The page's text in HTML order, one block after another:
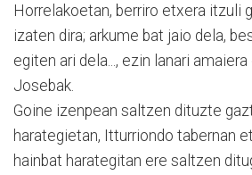
Horrelakoetan, berriro etxera itzuli
izaten dira; arkume bat jaio dela,
egiten ari dela..., ezin lanari amaiera
Josebak.
Goine izenpean saltzen dituzte
harategietan, Itturriondo tabernan
hainbat harategitan ere saltzen